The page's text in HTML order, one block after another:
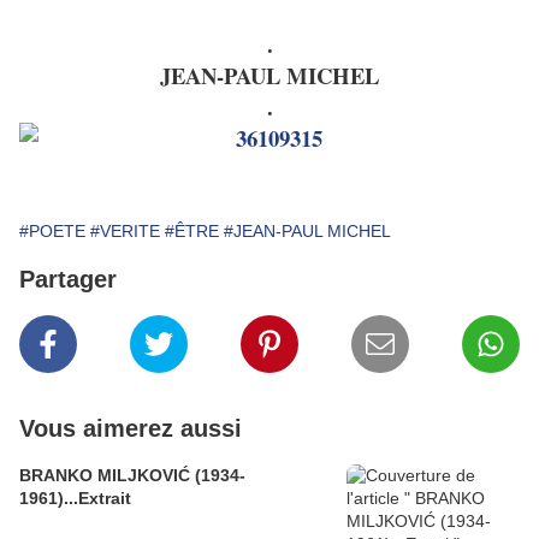
.
JEAN-PAUL MICHEL
.
#POETE #VERITE #ÊTRE #JEAN-PAUL MICHEL
Partager
Vous aimerez aussi
BRANKO MILJKOVIĆ (1934-
1961)...Extrait